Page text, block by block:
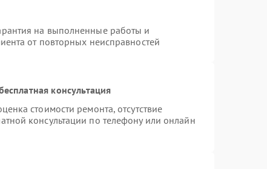
на выполненные работы и
от повторных неисправностей
консультация
стоимости ремонта, отсутствие
консультации по телефону или онлайн